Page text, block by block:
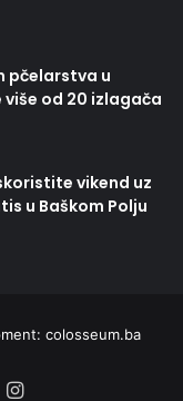
pčelarstva u
od 20 izlagača
vikend uz
u Baškom Polju
colosseum.ba
Instagram